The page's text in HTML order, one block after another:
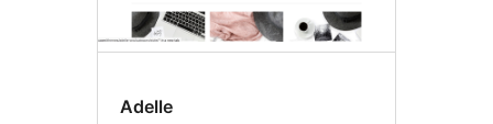
Adelle